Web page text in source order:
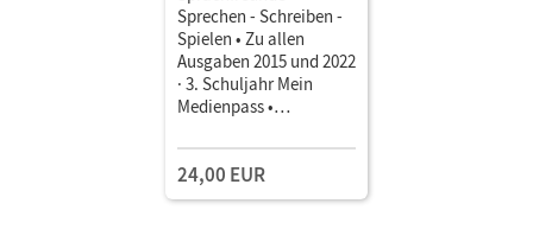
Sprechen - Schreiben -
Spielen • Zu allen
Ausgaben 2015 und 2022
· 3. Schuljahr Mein
Medienpass •
Medienkompetenz für
Deutsch, Mathematik
und Sachunterricht 10
24,00 EUR